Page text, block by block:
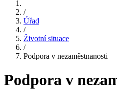
/
Úřad
/
Životní situace
/
Podpora v nezaměstnanosti
Podpora v